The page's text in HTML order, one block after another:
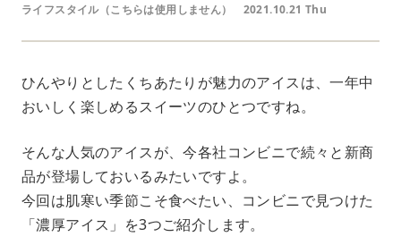
ライフスタイル（こちらは使用しません） 2021.10.21 Thu
ひんやりとしたくちあたりが魅力のアイスは、一年中
おいしく楽しめるスイーツのひとつですね。
そんな人気のアイスが、今各社コンビニで続々と新商
品が登場しておいるみたいですよ。
今回は肌寒い季節こそ食べたい、コンビニで見つけた
「濃厚アイス」を3つご紹介します。